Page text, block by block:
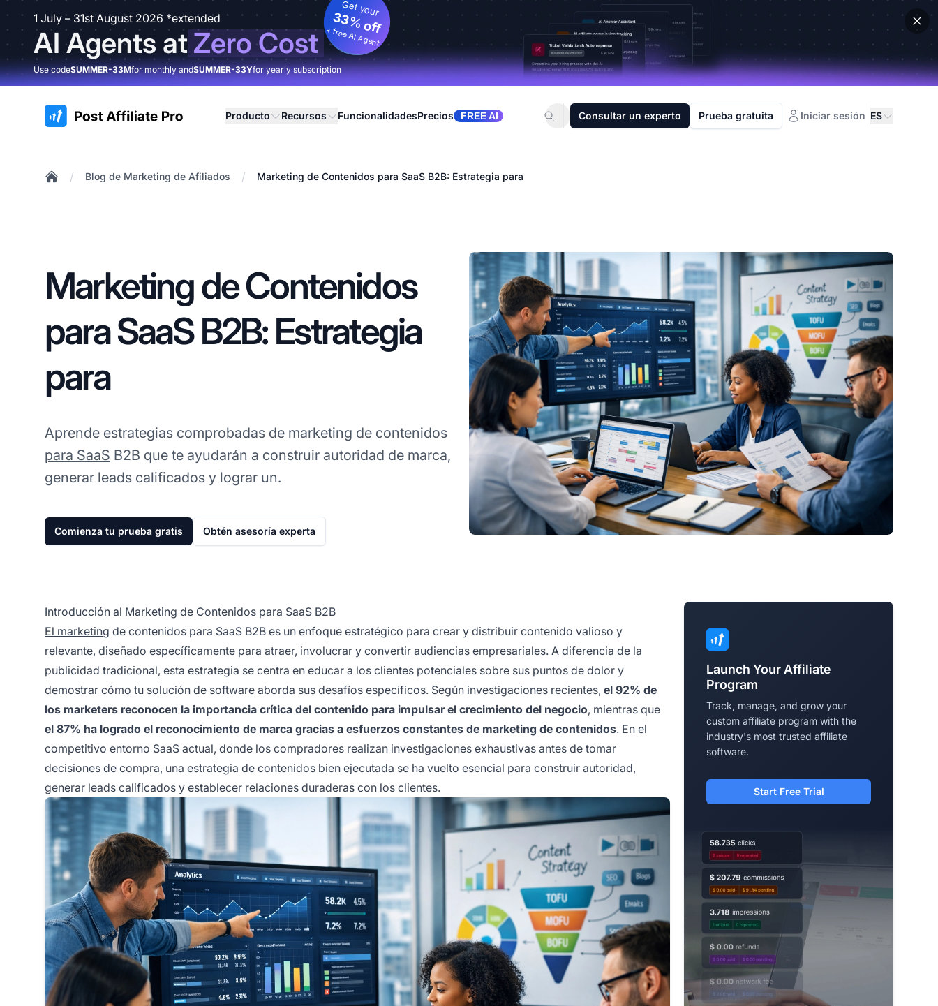
1 July – 31st August 2026 *extended
AI Agents atZero Cost
Get your
33% off
+ free AI Agent
Use codeSUMMER-33Mfor monthly andSUMMER-33Yfor yearly subscription
:site.title Producto Recursos FuncionalidadesPrecios FREE AI Consultar un experto Prueba gratuita Iniciar sesión ES
/ Blog de Marketing de Afiliados / Marketing de Contenidos para SaaS B2B: Estrategia para
Marketing de Contenidos
para SaaS B2B: Estrategia
para
Aprende estrategias comprobadas de marketing de contenidos
para SaaS B2B que te ayudarán a construir autoridad de marca,
generar leads calificados y lograr un.
Comienza tu prueba gratis Obtén asesoría experta
Introducción al Marketing de Contenidos para SaaS B2B
El marketing de contenidos para SaaS B2B es un enfoque estratégico para crear y distribuir contenido valioso y
relevante, diseñado específicamente para atraer, involucrar y convertir audiencias empresariales. A diferencia de la
publicidad tradicional, esta estrategia se centra en educar a los clientes potenciales sobre sus puntos de dolor y
demostrar cómo tu solución de software aborda sus desafíos específicos. Según investigaciones recientes, el 92% de
los marketers reconocen la importancia crítica del contenido para impulsar el crecimiento del negocio, mientras que
el 87% ha logrado el reconocimiento de marca gracias a esfuerzos constantes de marketing de contenidos. En el
competitivo entorno SaaS actual, donde los compradores realizan investigaciones exhaustivas antes de tomar
decisiones de compra, una estrategia de contenidos bien ejecutada se ha vuelto esencial para construir autoridad,
generar leads calificados y establecer relaciones duraderas con los clientes.
Launch Your Affiliate
Program
Track, manage, and grow your
custom affiliate program with the
industry's most trusted affiliate
software.
Start Free Trial